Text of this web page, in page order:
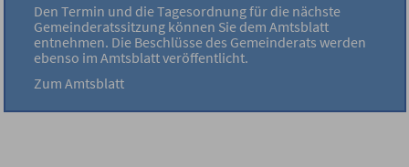
Den Termin und die Tagesordnung für die nächste
Gemeinderatssitzung können Sie dem Amtsblatt
entnehmen. Die Beschlüsse des Gemeinderats werden
ebenso im Amtsblatt veröffentlicht.
Zum Amtsblatt